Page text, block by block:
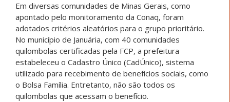
Em diversas comunidades de Minas Gerais, como
apontado pelo monitoramento da Conaq, foram
adotados critérios aleatórios para o grupo prioritário.
No município de Januária, com 40 comunidades
quilombolas certificadas pela FCP, a prefeitura
estabeleceu o Cadastro Único (CadÚnico), sistema
utilizado para recebimento de benefícios sociais, como
o Bolsa Família. Entretanto, não são todos os
quilombolas que acessam o benefício.